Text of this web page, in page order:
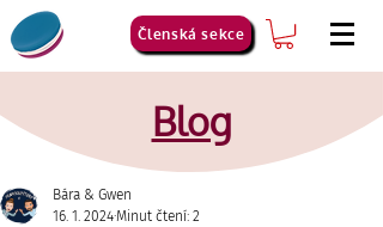
Členská sekce
Blog
Bára & Gwen
16. 1. 2024Minut čtení: 2